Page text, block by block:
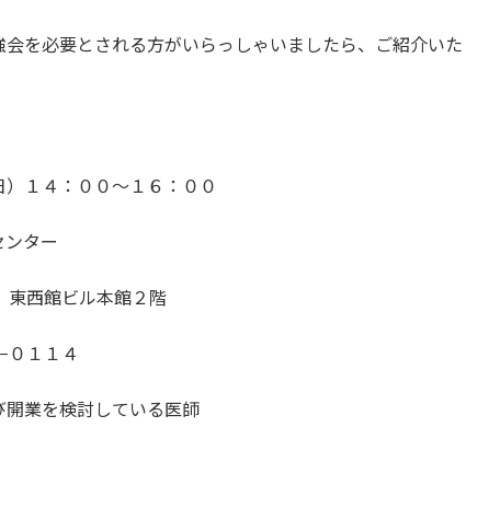
を必要とされる方がいらっしゃいましたら、ご紹介いた
１４：００〜１６：００
ター
西館ビル本館２階
０１１４
業を検討している医師